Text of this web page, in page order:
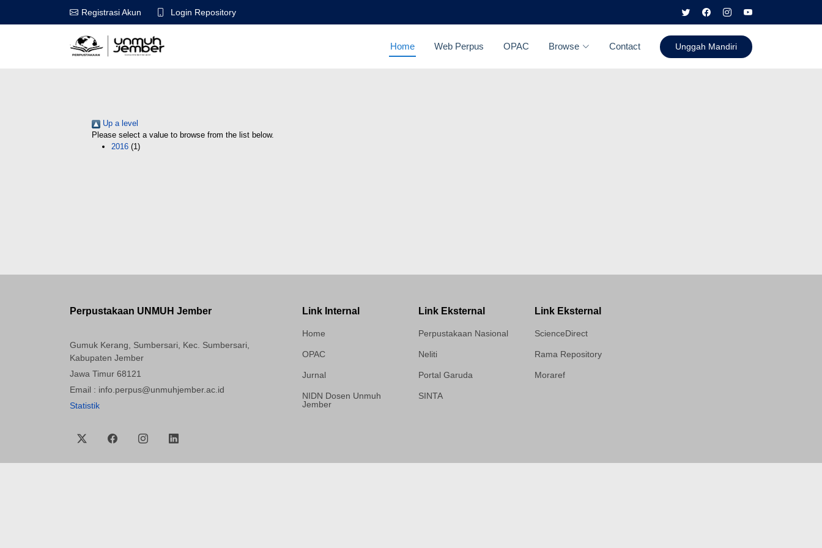
Registrasi Akun Login Repository
Home Web Perpus OPAC Browse Contact Unggah Mandiri
Up a level
Please select a value to browse from the list below.
2016 (1)
Perpustakaan UNMUH Jember
Gumuk Kerang, Sumbersari, Kec. Sumbersari,
Kabupaten Jember
Jawa Timur 68121
Email : info.perpus@unmuhjember.ac.id
Statistik
Link Internal
Home
OPAC
Jurnal
NIDN Dosen Unmuh
Jember
Link Eksternal
Perpustakaan Nasional
Neliti
Portal Garuda
SINTA
Link Eksternal
ScienceDirect
Rama Repository
Moraref